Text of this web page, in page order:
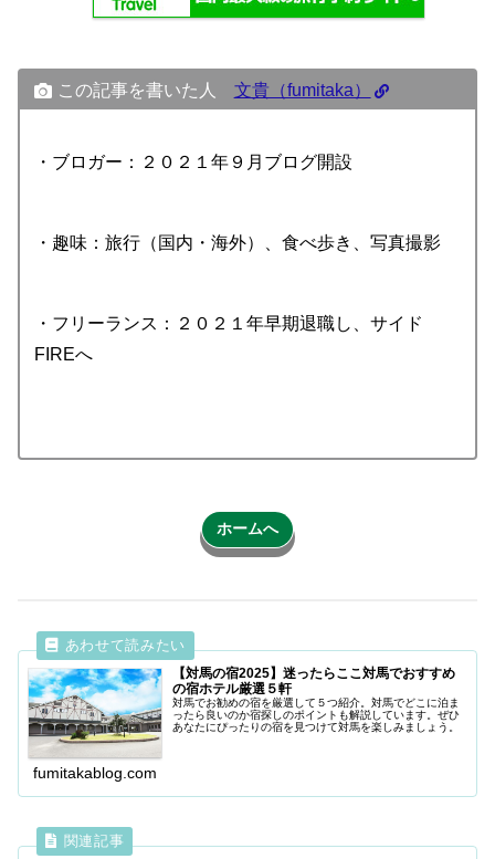
この記事を書いた人 文貴（fumitaka）
・ブロガー：２０２１年９月ブログ開設
・趣味：旅行（国内・海外）、食べ歩き、写真撮影
・フリーランス：２０２１年早期退職し、サイド
FIREへ
ホームへ
【対馬の宿2025】迷ったらここ対馬でおすすめ
の宿ホテル厳選５軒
対馬でお勧めの宿を厳選して５つ紹介。対馬でどこに泊ま
ったら良いのか宿探しのポイントも解説しています。ぜひ
あなたにぴったりの宿を見つけて対馬を楽しみましょう。
fumitakablog.com